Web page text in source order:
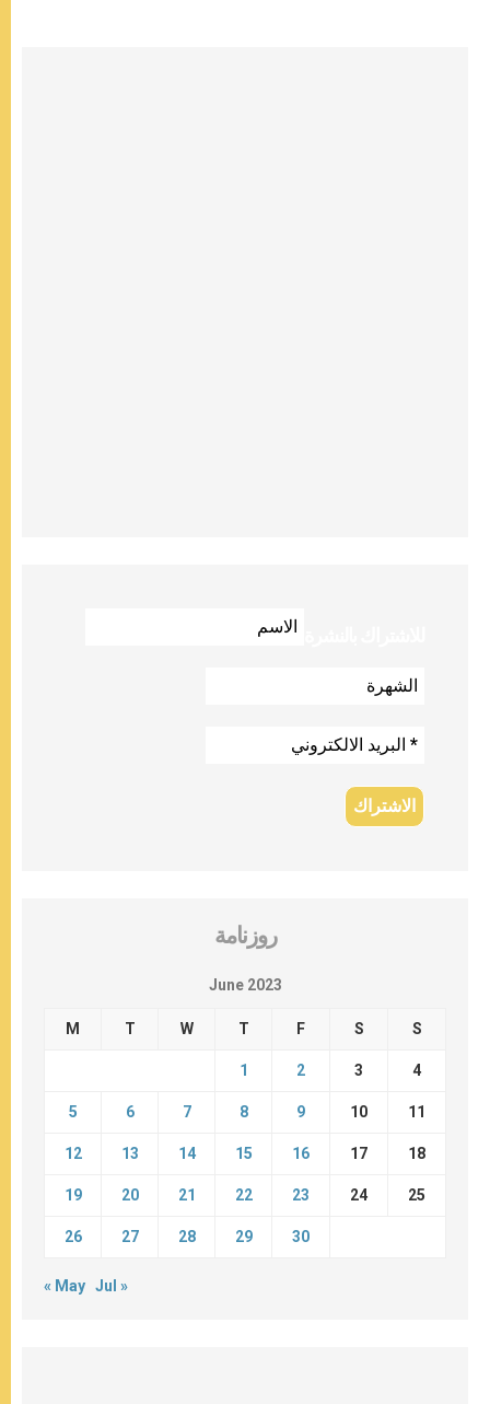
روزنامة
June 2023
M T W T F S S
1 2 3 4
5 6 7 8 9 10 11
12 13 14 15 16 17 18
19 20 21 22 23 24 25
26 27 28 29 30
« May Jul »